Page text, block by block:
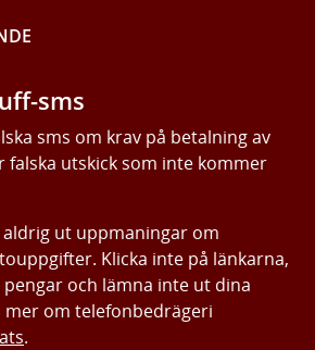
sms
sms om krav på betalning av
utskick som inte kommer
ut uppmaningar om
Klicka inte på länkarna,
och lämna inte ut dina
om telefonbedrägeri
.